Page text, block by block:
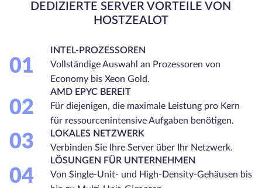
DEDIZIERTE SERVER VORTEILE VON
HOSTZEALOT
01
INTEL-PROZESSOREN
Vollständige Auswahl an Prozessoren von
Economy bis Xeon Gold.
02
AMD EPYC BEREIT
Für diejenigen, die maximale Leistung pro Kern
für ressourcenintensive Aufgaben benötigen.
03
LOKALES NETZWERK
Verbinden Sie Ihre Server über Ihr Netzwerk.
04
LÖSUNGEN FÜR UNTERNEHMEN
Von Single-Unit- und High-Density-Gehäusen bis